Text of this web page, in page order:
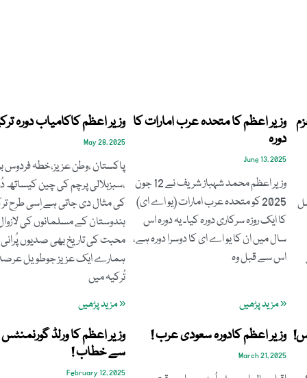
وزیر اعظم کا متحدہ عرب امارات کا
دورہ
June 13, 2025
وزیر اعظم محمد شہباز شریف نے 12 جون
2025 کو متحدہ عرب امارات (یو اے ای)
کا ایک روزہ سرکاری دورہ کیا۔ یہ دورہ اس
سال میں ان کا یو اے ای کا دوسرا دورہ ہے،
اس سے قبل وہ
« مزید پڑھیں
وزیر اعظم کاکامیاب دورہ
May 28, 2025
پاکستان ،وطن عزیز،خطہ فردوس
،سبزہلالی پرچم کی چین کیساتھ
کی مثال دی جاتی ہے اِسی طرح
ہندوستان کے مسلمانوں کی
محبت کی تاریخ بھی صدیوں
ہمارے ایک عزیز جوطویل
تُرکیہ میں
« مزید پڑھیں
وزیر اعظم کادورہ سعودی عرب !
March 21, 2025
وزیر اعظم کا ورلڈ
سے خطاب !
February 12, 2025